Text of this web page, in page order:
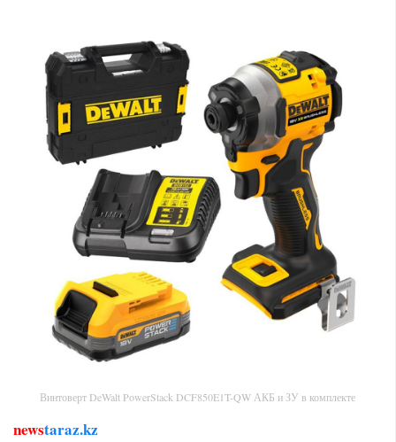
Винтоверт DeWalt PowerStack DCF850E1T-QW АКБ и ЗУ в комплекте
newstaraz.kz